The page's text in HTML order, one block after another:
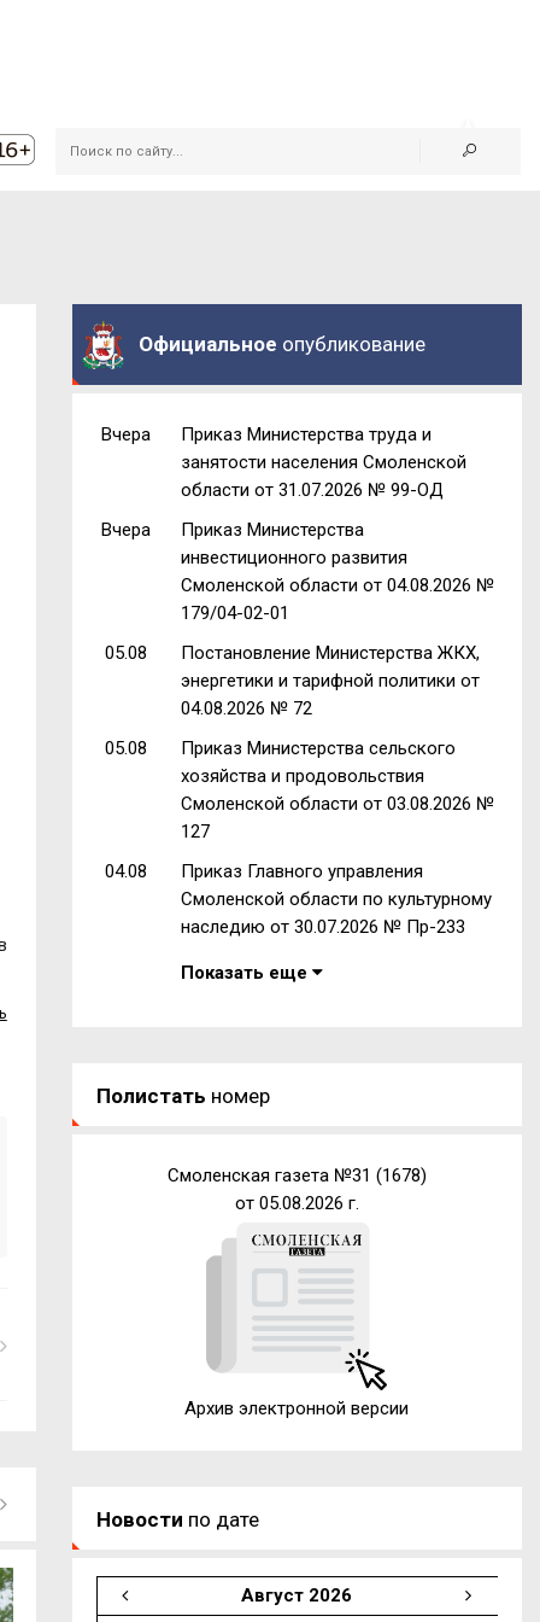
Официальное опубликование
Вчера
Приказ Министерства труда и
занятости населения Смоленской
области от 31.07.2026 № 99-ОД
Вчера
Приказ Министерства
инвестиционного развития
Смоленской области от 04.08.2026 №
179/04-02-01
05.08
Постановление Министерства ЖКХ,
энергетики и тарифной политики от
04.08.2026 № 72
05.08
Приказ Министерства сельского
хозяйства и продовольствия
Смоленской области от 03.08.2026 №
127
04.08
Приказ Главного управления
Смоленской области по культурному
наследию от 30.07.2026 № Пр-233
Показать еще
Полистать номер
Смоленская газета №31 (1678)
от 05.08.2026 г.
Архив электронной версии
Новости по дате
Август 2026